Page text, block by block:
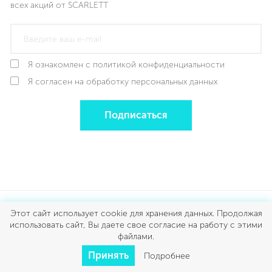
всех акций от SCARLETT
Я ознакомлен с политикой конфиденциальности
Я согласен на обработку персональных данных
Подписаться
Этот сайт использует cookie для хранения данных. Продолжая
использовать сайт, Вы даете свое согласие на работу с этими
файлами.
Принять Подробнее